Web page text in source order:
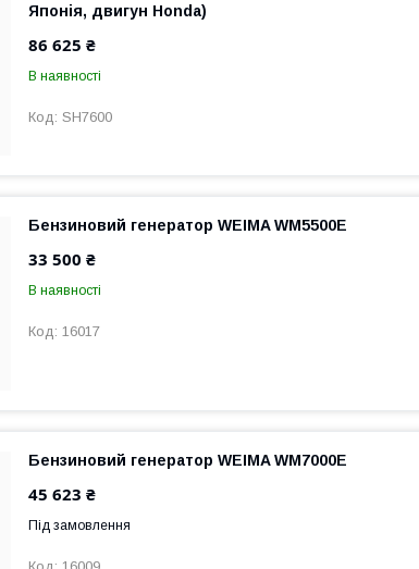
Японія, двигун Honda)
86 625 ₴
В наявності
SH7600
Бензиновий генератор WEIMA WM5500E
33 500 ₴
В наявності
16017
Бензиновий генератор WEIMA WM7000E
45 623 ₴
Під замовлення